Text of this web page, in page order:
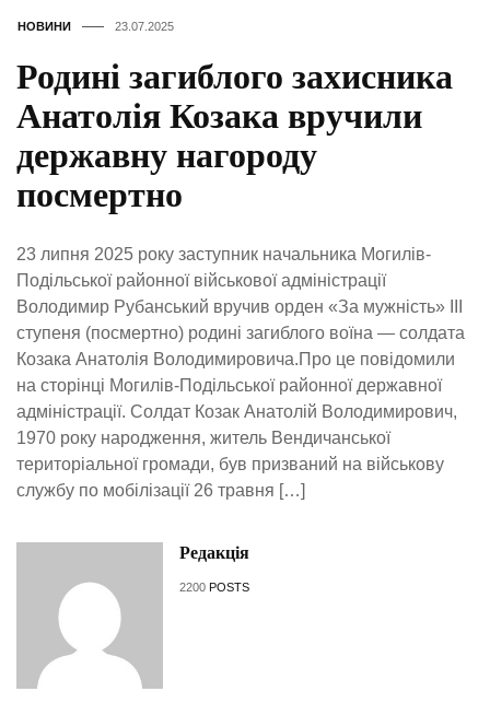
НОВИНИ 23.07.2025
Родині загиблого захисника
Анатолія Козака вручили
державну нагороду
посмертно
23 липня 2025 року заступник начальника Могилів-
Подільської районної військової адміністрації
Володимир Рубанський вручив орден «За мужність» ІІІ
ступеня (посмертно) родині загиблого воїна — солдата
Козака Анатолія Володимировича.Про це повідомили
на сторінці Могилів-Подільської районної державної
адміністрації. Солдат Козак Анатолій Володимирович,
1970 року народження, житель Вендичанської
територіальної громади, був призваний на військову
службу по мобілізації 26 травня […]
Редакція
2200 POSTS